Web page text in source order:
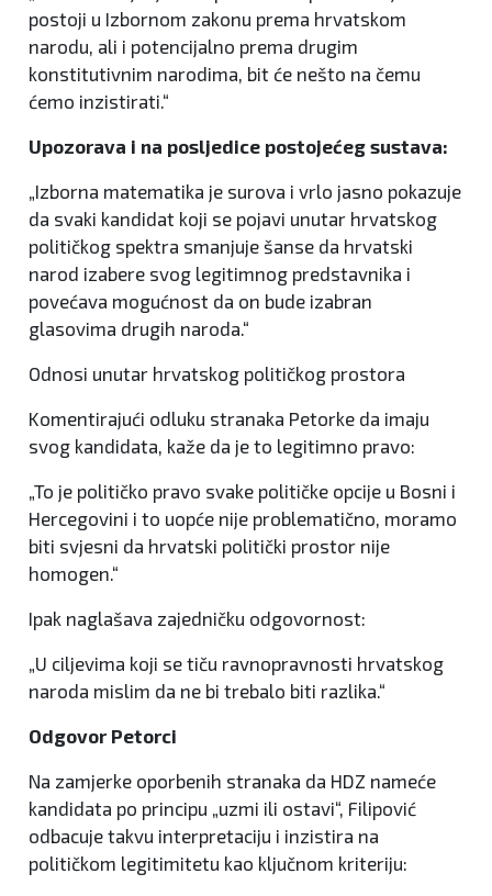
postoji u Izbornom zakonu prema hrvatskom
narodu, ali i potencijalno prema drugim
konstitutivnim narodima, bit će nešto na čemu
ćemo inzistirati.“
Upozorava i na posljedice postojećeg sustava:
„Izborna matematika je surova i vrlo jasno pokazuje
da svaki kandidat koji se pojavi unutar hrvatskog
političkog spektra smanjuje šanse da hrvatski
narod izabere svog legitimnog predstavnika i
povećava mogućnost da on bude izabran
glasovima drugih naroda.“
Odnosi unutar hrvatskog političkog prostora
Komentirajući odluku stranaka Petorke da imaju
svog kandidata, kaže da je to legitimno pravo:
„To je političko pravo svake političke opcije u Bosni i
Hercegovini i to uopće nije problematično, moramo
biti svjesni da hrvatski politički prostor nije
homogen.“
Ipak naglašava zajedničku odgovornost:
„U ciljevima koji se tiču ravnopravnosti hrvatskog
naroda mislim da ne bi trebalo biti razlika.“
Odgovor Petorci
Na zamjerke oporbenih stranaka da HDZ nameće
kandidata po principu „uzmi ili ostavi“, Filipović
odbacuje takvu interpretaciju i inzistira na
političkom legitimitetu kao ključnom kriteriju: